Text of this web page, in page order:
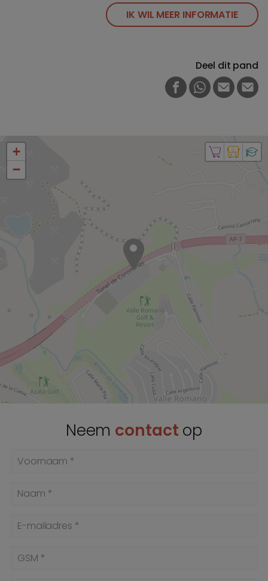
IK WIL MEER INFORMATIE
Deel dit pand
FACEBOOK
WHATSAPP
E-MAIL
+
−
Neem contact op
Voornaam *
Naam *
E-mailadres *
GSM *